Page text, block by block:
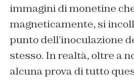
immagini di monetine
magneticamente, si
punto dell’inoculazione
stesso. In realtà, oltre a
alcuna prova di tutto